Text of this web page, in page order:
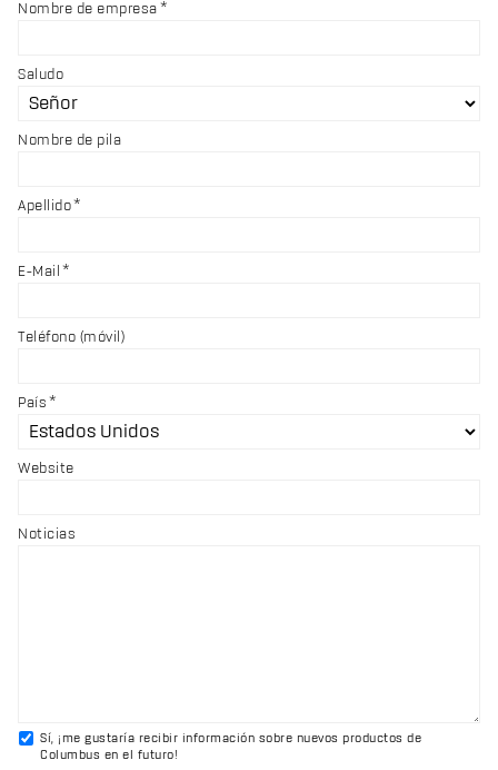
Nombre de empresa
Saludo
Nombre de pila
Apellido
E-Mail
Teléfono (móvil)
País
Website
Noticias
Sí, ¡me gustaría recibir información sobre nuevos productos de
Columbus en el futuro!